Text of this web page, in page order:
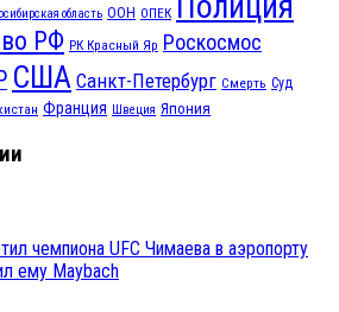
область ООН ОПЕК
РФ РК Красный Яр Роскосмос
США Санкт-Петербург Смерть Суд
Франция Швеция Япония